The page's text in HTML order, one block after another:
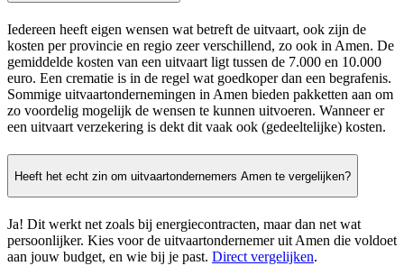
Iedereen heeft eigen wensen wat betreft de uitvaart, ook zijn de
kosten per provincie en regio zeer verschillend, zo ook in Amen. De
gemiddelde kosten van een uitvaart ligt tussen de 7.000 en 10.000
euro. Een crematie is in de regel wat goedkoper dan een begrafenis.
Sommige uitvaartondernemingen in Amen bieden pakketten aan om
zo voordelig mogelijk de wensen te kunnen uitvoeren. Wanneer er
een uitvaart verzekering is dekt dit vaak ook (gedeeltelijke) kosten.
Heeft het echt zin om uitvaartondernemers Amen te vergelijken?
Ja! Dit werkt net zoals bij energiecontracten, maar dan net wat
persoonlijker. Kies voor de uitvaartondernemer uit Amen die voldoet
aan jouw budget, en wie bij je past. Direct vergelijken.